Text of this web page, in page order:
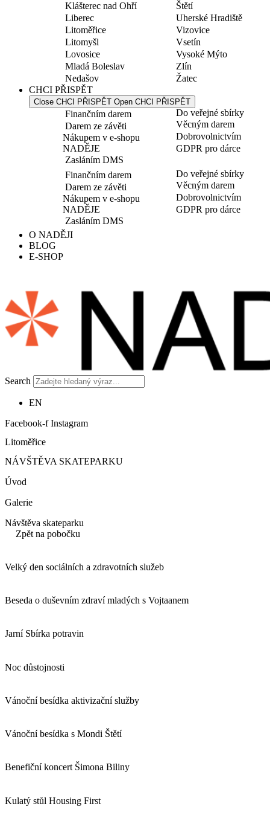
Klášterec nad Ohří
Liberec
Litoměřice
Litomyšl
Lovosice
Mladá Boleslav
Nedašov
Štětí
Uherské Hradiště
Vizovice
Vsetín
Vysoké Mýto
Zlín
Žatec
CHCI PŘISPĚT
Close CHCI PŘISPĚT Open CHCI PŘISPĚT
Finančním darem
Darem ze závěti
Nákupem v e-shopu
NADĚJE
Zasláním DMS
Do veřejné sbírky
Věcným darem
Dobrovolnictvím
GDPR pro dárce
Finančním darem
Darem ze závěti
Nákupem v e-shopu
NADĚJE
Zasláním DMS
Do veřejné sbírky
Věcným darem
Dobrovolnictvím
GDPR pro dárce
O NADĚJI
BLOG
E-SHOP
Search
EN
Facebook-f Instagram
Litoměřice
NÁVŠTĚVA SKATEPARKU
Úvod
Galerie
Návštěva skateparku
Zpět na pobočku
Velký den sociálních a zdravotních služeb
Beseda o duševním zdraví mladých s Vojtaanem
Jarní Sbírka potravin
Noc důstojnosti
Vánoční besídka aktivizační služby
Vánoční besídka s Mondi Štětí
Benefiční koncert Šimona Biliny
Kulatý stůl Housing First